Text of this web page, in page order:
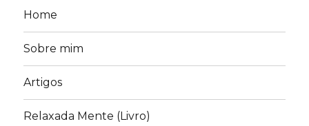
Home
Sobre mim
Artigos
Relaxada Mente (Livro)